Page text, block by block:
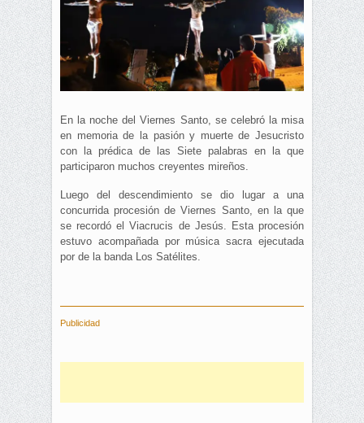
En la noche del Viernes Santo, se celebró la misa
en memoria de la pasión y muerte de Jesucristo
con la prédica de las Siete palabras en la que
participaron muchos creyentes mireños.
Luego del descendimiento se dio lugar a una
concurrida procesión de Viernes Santo, en la que
se recordó el Viacrucis de Jesús. Esta procesión
estuvo acompañada por música sacra ejecutada
por de la banda Los Satélites.
Publicidad